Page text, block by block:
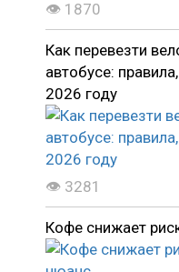
👁 1870
Как перевезти
автобусе:
2026 году
👁 3281
Кофе снижает